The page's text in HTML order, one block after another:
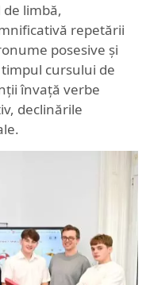
limbă,
repetării
posesive și
cursului de
învață verbe
declinările